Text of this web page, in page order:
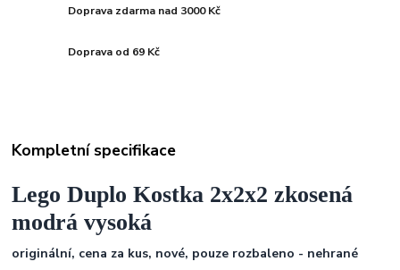
Doprava zdarma nad 3000 Kč
Doprava od 69 Kč
Kompletní specifikace
Lego Duplo Kostka 2x2x2 zkosená
modrá vysoká
originální, cena za kus, nové, pouze rozbaleno - nehrané